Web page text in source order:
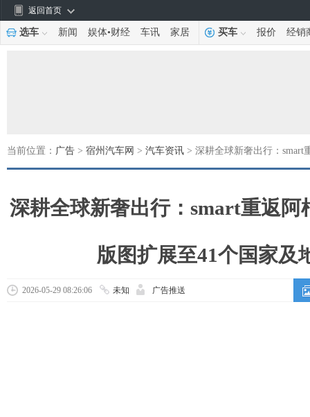
返回首页
选车 新闻 娱体•财经 车讯 家居 买车 报价 经销
当前位置： 广告 > 宿州汽车网 > 汽车资讯 > 深耕全球新奢出行：smart
深耕全球新奢出行：smart重返阿
版图扩展至41个国家及
2026-05-29 08:26:06 未知 广告推送